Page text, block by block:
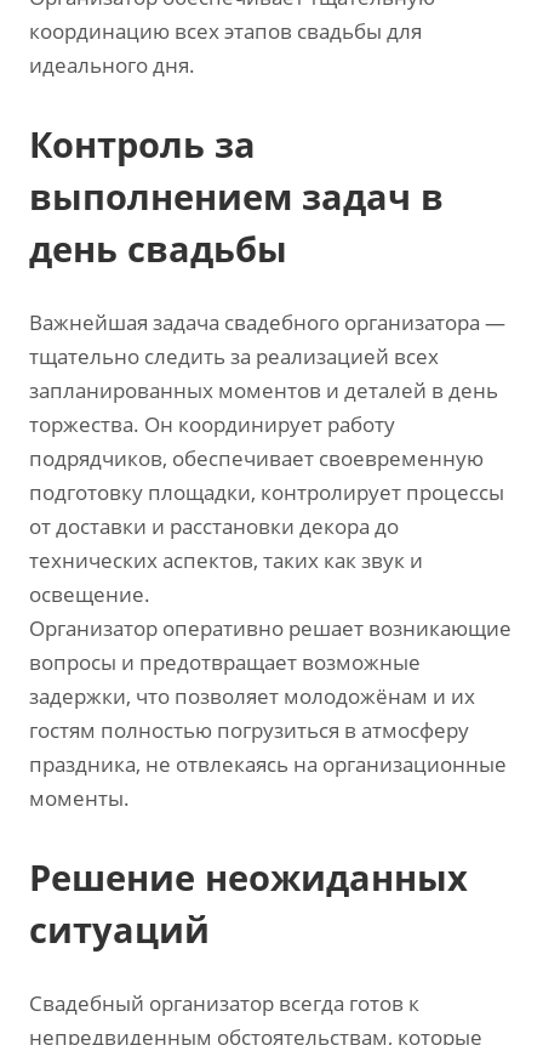
координацию всех этапов свадьбы для
идеального дня.
Контроль за
выполнением задач в
день свадьбы
Важнейшая задача свадебного организатора —
тщательно следить за реализацией всех
запланированных моментов и деталей в день
торжества. Он координирует работу
подрядчиков‚ обеспечивает своевременную
подготовку площадки‚ контролирует процессы
от доставки и расстановки декора до
технических аспектов‚ таких как звук и
освещение.
Организатор оперативно решает возникающие
вопросы и предотвращает возможные
задержки‚ что позволяет молодожёнам и их
гостям полностью погрузиться в атмосферу
праздника‚ не отвлекаясь на организационные
моменты.
Решение неожиданных
ситуаций
Свадебный организатор всегда готов к
непредвиденным обстоятельствам‚ которые